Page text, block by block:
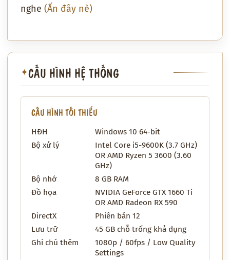
nghe (Ấn đây nè)
✦CẤU HÌNH HỆ THỐNG
CẤU HÌNH TỐI THIỂU
HĐH
Windows 10 64-bit
Bộ xử lý
Intel Core i5-9600K (3.7 GHz)
OR AMD Ryzen 5 3600 (3.60
GHz)
Bộ nhớ
8 GB RAM
Đồ họa
NVIDIA GeForce GTX 1660 Ti
OR AMD Radeon RX 590
DirectX
Phiên bản 12
Lưu trữ
45 GB chỗ trống khả dụng
Ghi chú thêm
1080p / 60fps / Low Quality
Settings